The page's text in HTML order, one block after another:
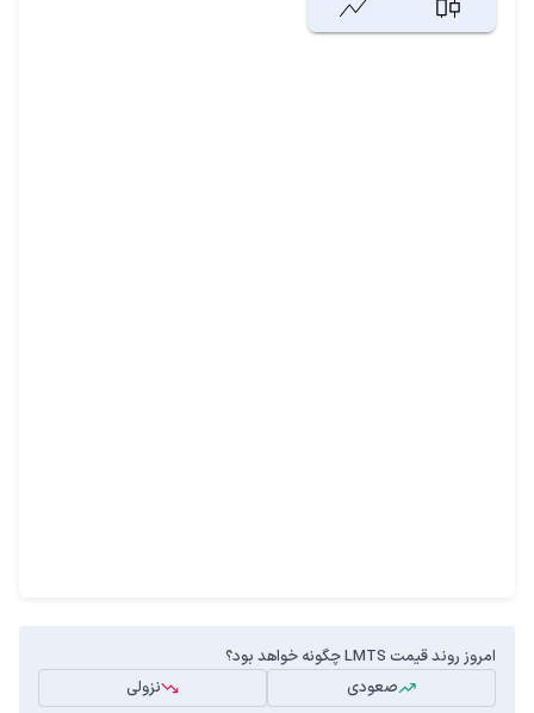
امروز روند قیمت LMTS چگونه خواهد بود؟
صعودی
نزولی